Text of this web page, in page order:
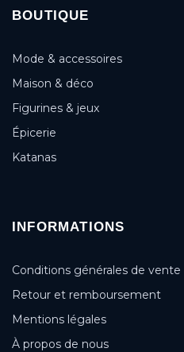
BOUTIQUE
Mode & accessoires
Maison & déco
Figurines & jeux
Épicerie
Katanas
INFORMATIONS
Conditions générales de vente
Retour et remboursement
Mentions légales
À propos de nous